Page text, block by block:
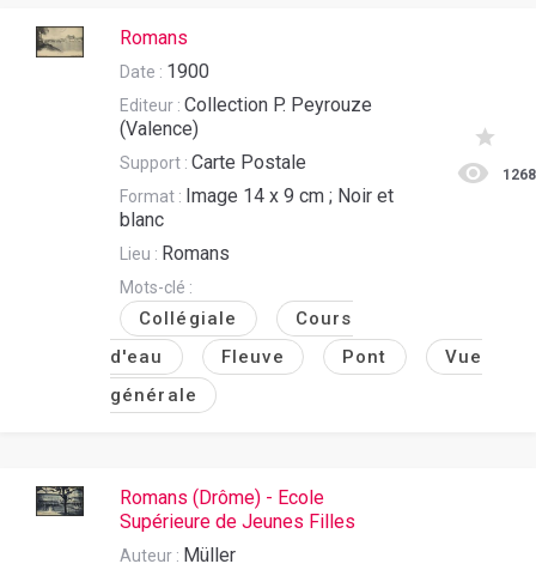
Romans
Date : 1900
Editeur : Collection P. Peyrouze
(Valence)
Support : Carte Postale
Format : Image 14 x 9 cm ; Noir et
blanc
Lieu : Romans
Mots-clé :
Collégiale
Cours
d'eau
Fleuve Pont
Vue
générale
1268
Romans (Drôme) - Ecole
Supérieure de Jeunes Filles
Auteur : Müller